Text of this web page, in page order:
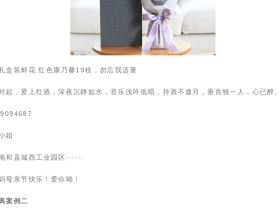
盒装鲜花:红色康乃馨19枝，勿忘我适量
起，爱上红酒，深夜沉静如水，音乐浅吟低唱，持酒不邀月，垂首独一人，心已醉。
姐
和县城西工业园区······
母亲节快乐！爱你呦！
案例二